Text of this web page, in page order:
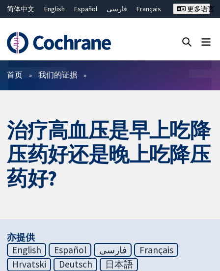
简体中文 English Español فارسی
Français
ไทย
繁體中文
更多语言
过滤
首页 我们的证据
治疗高血压是早上吃降
压药好还是晚上吃降压
药好?
亦提供
English
Español فارسی
Français
Hrvatski
Deutsch
日本語